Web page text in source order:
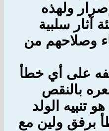
ولهذه
آثار سلبية
وصلاحهم من
على أي خطأ
بالنقص
تنبيه الولد
برفق ولين مع